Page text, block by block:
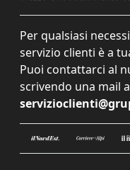
Per qualsiasi
servizio clienti è a
Puoi contattarci al
scrivendo una mail a